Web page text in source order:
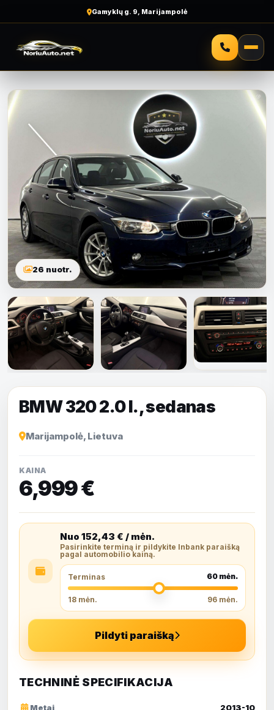
Gamyklų g. 9, Marijampolė
26 nuotr.
nuotraukas
BMW 320 2.0 l., sedanas
Marijampolė, Lietuva
KAINA
6,999 €
Nuo 152,43 € / mėn.
Pasirinkite terminą ir pildykite Inbank paraišką
pagal automobilio kainą.
Terminas 60 mėn.
18 mėn. 96 mėn.
Pildyti paraišką
TECHNINĖ SPECIFIKACIJA
Metai 2013-10